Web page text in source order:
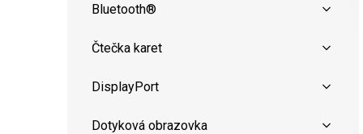
Bluetooth®
Čtečka karet
DisplayPort
Dotyková obrazovka